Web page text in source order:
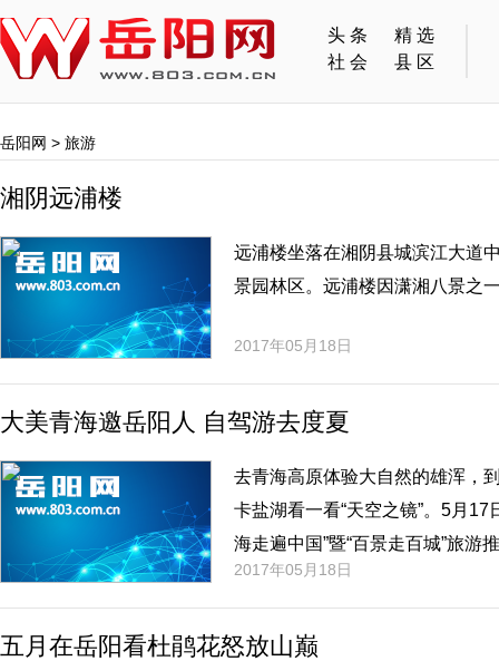
头条
精选
社会
县区
岳阳网 > 旅游
湘阴远浦楼
远浦楼坐落在湘阴县城滨江大道
景园林区。远浦楼因潇湘八景
2017年05月18日
大美青海邀岳阳人 自驾游去度夏
去青海高原体验大自然的雄浑，
卡盐湖看一看“天空之镜”。5月
海走遍中国”暨“百景走百城”旅
2017年05月18日
五月在岳阳看杜鹃花怒放山巅